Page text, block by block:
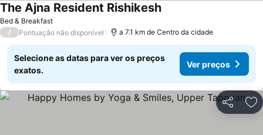
Bed & Breakfast
The Ajna Resident Rishikesh
/ Pontuação não disponível a 7.1 km de Centro da cidade
Selecione as datas para ver os preços
exatos.
Ver preços
Partilhar